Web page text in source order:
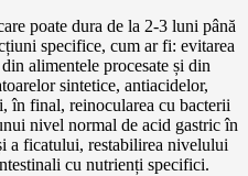
poate dura de la 2-3 luni până
specifice, cum ar fi: evitarea
alimentele procesate și din
sintetice, antiacidelor,
în final, reinocularea cu bacterii
nivel normal de acid gastric în
a ficatului, restabilirea nivelului
cu nutrienți specifici.